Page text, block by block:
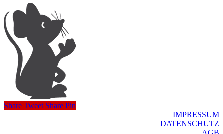
Share Tweet Share Pin
IMPRESSUM
DATENSCHUTZ
AGB